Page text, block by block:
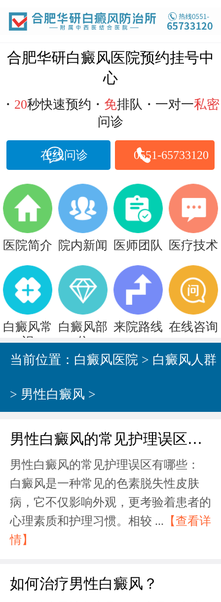
合肥白癜风医院
合肥华研白癜风医院预约挂号中
心
・ 20秒快速预约・ 免排队・一对一私密
问诊
在线问诊 0551-65733120
医院简介 院内新闻 医师团队 医疗技术
白癜风常
识
白癜风部
位
来院路线 在线咨询
当前位置： 白癜风医院 > 白癜风人群
> 男性白癜风 >
男性白癜风的常见护理误区有哪些?
男性白癜风的常见护理误区有哪些：
白癜风是一种常见的色素脱失性皮肤
病，它不仅影响外观，更考验着患者的
心理素质和护理习惯。相较 ... 【查看详
情】
如何治疗男性白癜风？